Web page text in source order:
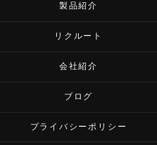
製品紹介
リクルート
会社紹介
ブログ
プライバシーポリシー